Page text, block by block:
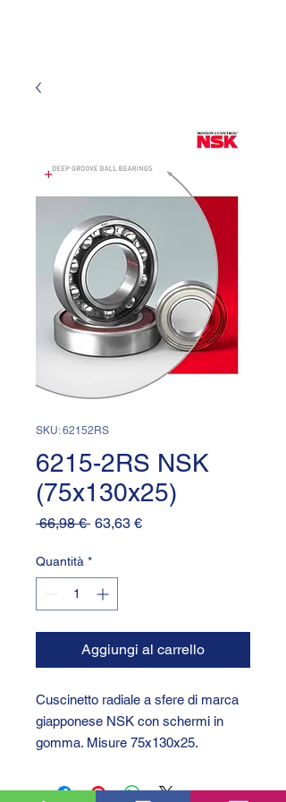
SKU: 62152RS
6215-2RS NSK
(75x130x25)
66,98 € Prezzo
63,63 €Prezzo
Quantità *
Aggiungi al carrello
Cuscinetto radiale a sfere di marca
giapponese NSK con schermi in
gomma. Misure 75x130x25.